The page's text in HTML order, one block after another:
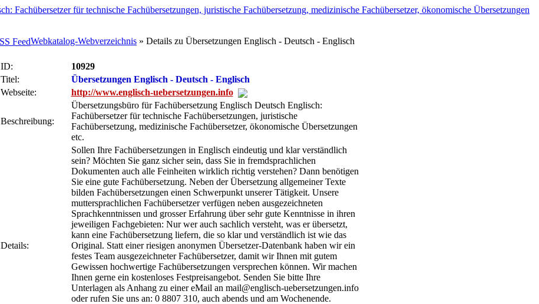
Webkatalog-Webverzeichnis » Details zu Übersetzungen Englisch - Deutsch - Englisch
ID:
10929
Titel:
Übersetzungen Englisch - Deutsch - Englisch
Webseite:
http://www.englisch-uebersetzungen.info
Beschreibung:
Übersetzungsbüro für Fachübersetzung Englisch Deutsch Englisch:
Fachübersetzer für technische Fachübersetzungen, juristische
Fachübersetzung, medizinische Fachübersetzer, ökonomische Übersetzungen
etc.
Details:
Sollen Ihre Fachübersetzungen in Englisch eindeutig und klar verständlich
sein? Möchten Sie ganz sicher sein, dass Sie in fremdsprachlichen
Dokumenten auch alle Feinheiten wirklich richtig verstehen? Dann benötigen
Sie eine gute Fachübersetzung. Neben der Übersetzung allgemeiner Texte
bilden Fachübersetzungen einen Schwerpunkt unserer Tätigkeit. Unsere
muttersprachlichen Fachübersetzer verfügen neben ausgezeichneten
Sprachkenntnissen und grosser Erfahrung über sehr gute Kenntnisse in ihren
jeweiligen Fachgebieten: Nur wer auch sachlich versteht, was er übersetzt,
kann eine Fachübersetzung liefern, die so klar und verständlich ist wie das
Original. Statt einer riesigen anonymen Übersetzer-Datenbank haben wir ein
festes Team ausgezeichneter Fachübersetzer, damit wir Ihnen mit gutem
Gewissen hochwertige Fachübersetzungen versprechen können. Wir machen
Ihnen gerne ein kostenloses Festpreisangebot. Senden Sie bitte Ihre
Unterlagen als Anhang zu einer eMail an mail@englisch-uebersetzungen.info
oder rufen Sie uns an: 0 8807 310, auch abends und am Wochenende.